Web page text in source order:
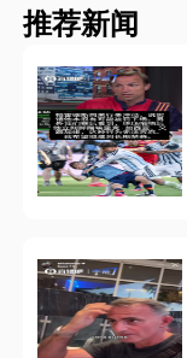
推荐新闻